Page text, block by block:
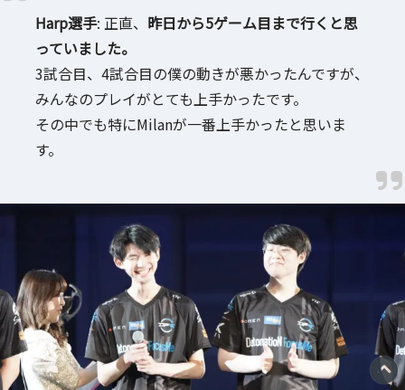
Harp選手: 正直、 昨日から5ゲーム目まで行くと思
っていました。
3試合目、4試合目の僕の動きが悪かったんですが、
みんなのプレイがとても上手かったです。
その中でも特にMilanが一番上手かったと思いま
す。